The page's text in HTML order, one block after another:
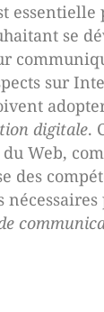
essentielle
se
sur
digitale.
Web,
des